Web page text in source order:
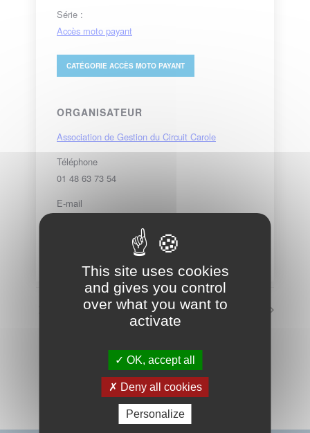
Série :
Accès moto payant
CATÉGORIEACCÈS MOTO PAYANT
ORGANISATEUR
Association de Gestion du Circuit Carole
Téléphone
01 48 63 73 54
E-mail
Voir le site Organisateur
Circuit fermé Circuit fermé
VOIR LE CALENDRIER COMPLET
This site uses cookies
and gives you control
over what you want to
activate
OK, accept all
Deny all cookies
Personalize